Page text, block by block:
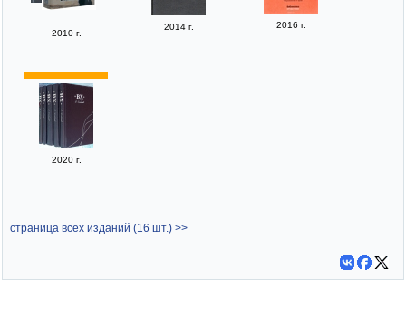
2010 г.
2014 г. 2016 г.
2020 г.
страница всех изданий (16 шт.) >>